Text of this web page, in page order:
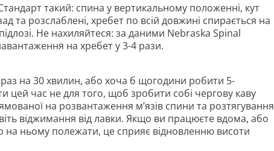
такий: спина у вертикальному положенні, кут
та розслаблені, хребет по всій довжині спирається на
Не нахиляйтеся: за даними Nebraska Spinal
на хребет у 3-4 рази.
раз на 30 хвилин, або хоча б щогодини робити 5-
цей час не для того, щоб зробити собі чергову каву
на розвантаження м’язів спини та розтягування
віджимання від лавки. Якщо ви працюєте вдома, або
на ньому полежати, це сприяє відновленню висоти